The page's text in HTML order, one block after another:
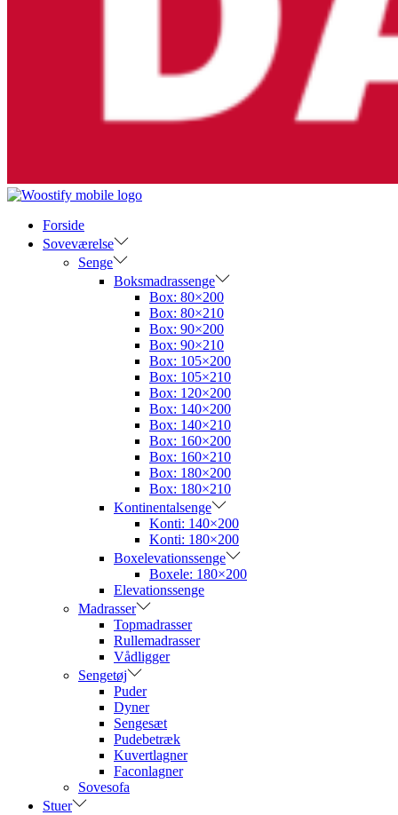
Forside
Soveværelse
Senge
Boksmadrassenge
Box: 80×200
Box: 80×210
Box: 90×200
Box: 90×210
Box: 105×200
Box: 105×210
Box: 120×200
Box: 140×200
Box: 140×210
Box: 160×200
Box: 160×210
Box: 180×200
Box: 180×210
Kontinentalsenge
Konti: 140×200
Konti: 180×200
Boxelevationssenge
Boxele: 180×200
Elevationssenge
Madrasser
Topmadrasser
Rullemadrasser
Vådligger
Sengetøj
Puder
Dyner
Sengesæt
Pudebetræk
Kuvertlagner
Faconlagner
Sovesofa
Stuer